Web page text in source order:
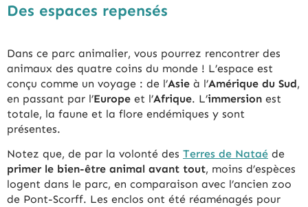
Des espaces repensés
Dans ce parc animalier, vous pourrez rencontrer des
animaux des quatre coins du monde ! L’espace est
conçu comme un voyage : de l’Asie à l’Amérique du Sud,
en passant par l’Europe et l’Afrique. L’immersion est
totale, la faune et la flore endémiques y sont
présentes.
Notez que, de par la volonté des Terres de Nataé de
primer le bien-être animal avant tout, moins d’espèces
logent dans le parc, en comparaison avec l’ancien zoo
de Pont-Scorff. Les enclos ont été réaménagés pour